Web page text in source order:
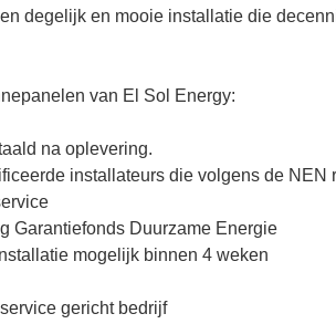
degelijk en mooie installatie die
van El Sol Energy:
na oplevering.
installateurs die volgens de NEN
Garantiefonds Duurzame Energie
mogelijk binnen 4 weken
gericht bedrijf